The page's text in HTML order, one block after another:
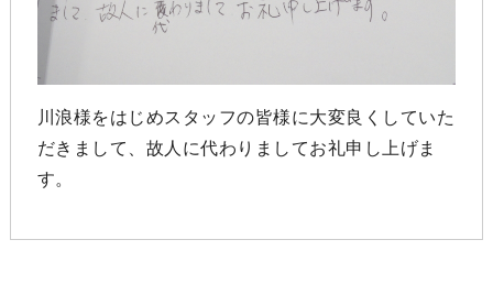
川浪様をはじめスタッフの皆様に大変良くしていた
だきまして、故人に代わりましてお礼申し上げま
す。